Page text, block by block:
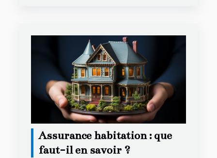
Assurance habitation : que
faut-il en savoir ?